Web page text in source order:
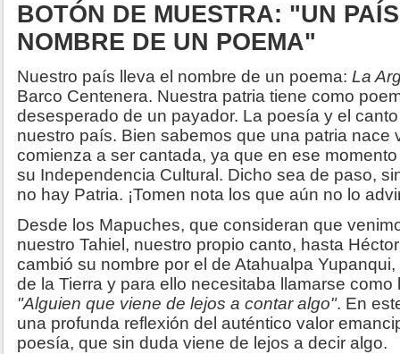
BOTÓN DE MUESTRA: "UN
NOMBRE DE UN POEMA"
Nuestro país lleva el nombre de un poema: La
Barco Centenera. Nuestra patria tiene como
desesperado de un payador. La poesía y el
nuestro país. Bien sabemos que una patria nace
comienza a ser cantada, ya que en ese
su Independencia Cultural. Dicho sea de paso,
no hay Patria. ¡Tomen nota los que aún no lo
Desde los Mapuches, que consideran que
nuestro Tahiel, nuestro propio canto, hasta
cambió su nombre por el de Atahualpa
de la Tierra y para ello necesitaba llamarse
"Alguien que viene de lejos a contar algo". En
una profunda reflexión del auténtico valor
poesía, que sin duda viene de lejos a decir algo.